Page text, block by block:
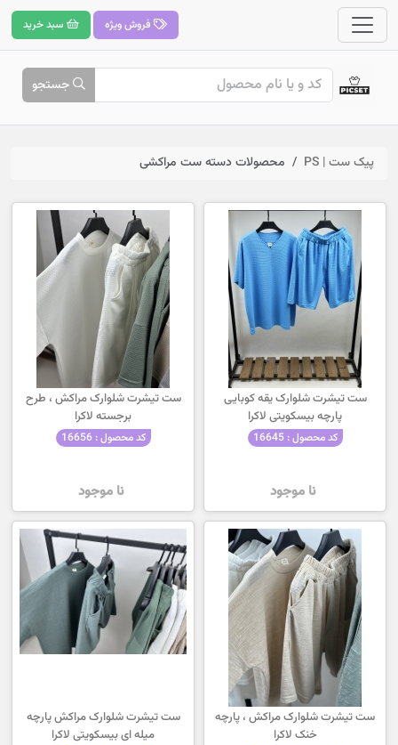
فروش ویژه سبد خرید
جستجو
پیک ست | PS محصولات دسته ست مراکشی
ست تیشرت شلوارک یقه کوبایی
پارچه بیسکویتی لاکرا
کد محصول : 16645
نا موجود
ست تیشرت شلوارک مراکش ، طرح
برجسته لاکرا
کد محصول : 16656
نا موجود
ست تیشرت شلوارک مراکش ، پارچه
خنک لاکرا
ست تیشرت شلوارک مراکش پارچه
میله ای بیسکویتی لاکرا